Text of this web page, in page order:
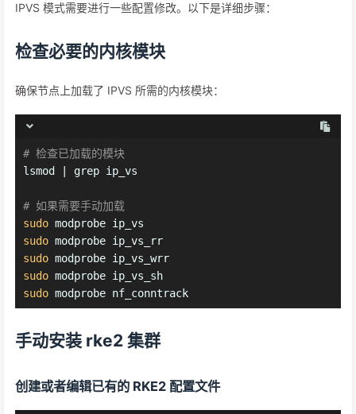
IPVS 模式需要进行一些配置修改。以下是详细步骤：
检查必要的内核模块
确保节点上加载了 IPVS 所需的内核模块：
# 检查已加载的模块
lsmod | grep ip_vs
# 如果需要手动加载
sudo modprobe ip_vs
sudo modprobe ip_vs_rr
sudo modprobe ip_vs_wrr
sudo modprobe ip_vs_sh
sudo modprobe nf_conntrack
手动安装 rke2 集群
创建或者编辑已有的 RKE2 配置文件